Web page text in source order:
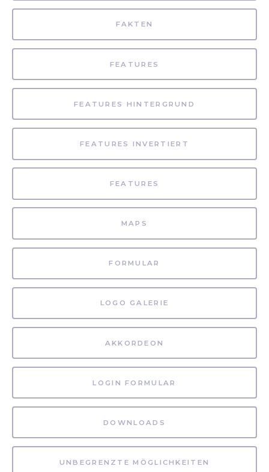
FAKTEN
FEATURES
FEATURES HINTERGRUND
FEATURES INVERTIERT
FEATURES
MAPS
FORMULAR
LOGO GALERIE
AKKORDEON
LOGIN FORMULAR
DOWNLOADS
UNBEGRENZTE MÖGLICHKEITEN